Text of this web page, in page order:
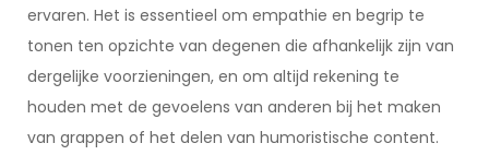
ervaren. Het is essentieel om empathie en begrip te
tonen ten opzichte van degenen die afhankelijk zijn van
dergelijke voorzieningen, en om altijd rekening te
houden met de gevoelens van anderen bij het maken
van grappen of het delen van humoristische content.